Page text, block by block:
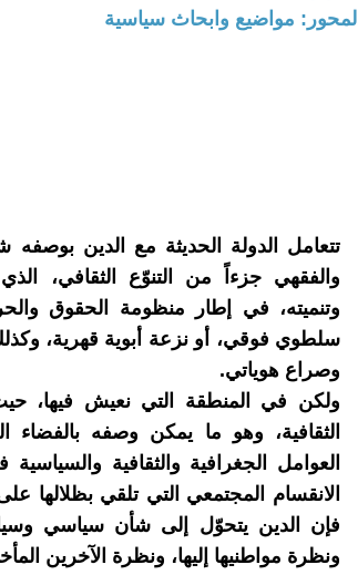
المحور: مواضيع وابحاث سياسية
تتعامل الدولة الحديثة مع الدين بوصفه
والفقهي جزءاً من التنوّع الثقافي،
وتنميته، في إطار منظومة الحقوق
سلطوي فوقي، أو نزعة أبوية قهرية،
وصراع هوياتي.
ولكن في المنطقة التي نعيش فيها،
الثقافية، وهو ما يمكن وصفه بالفضاء
العوامل الجغرافية والثقافية
الانقسام المجتمعي التي تلقي بظلالها
فإن الدين يتحوّل إلى شأن سياسي
ونظرة مواطنيها إليها، ونظرة الآخرين